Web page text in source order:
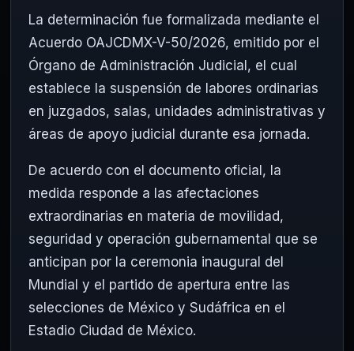
La determinación fue formalizada mediante el
Acuerdo OAJCDMX-V-50/2026, emitido por el
Órgano de Administración Judicial, el cual
establece la suspensión de labores ordinarias
en juzgados, salas, unidades administrativas y
áreas de apoyo judicial durante esa jornada.
De acuerdo con el documento oficial, la
medida responde a las afectaciones
extraordinarias en materia de movilidad,
seguridad y operación gubernamental que se
anticipan por la ceremonia inaugural del
Mundial y el partido de apertura entre las
selecciones de México y Sudáfrica en el
Estadio Ciudad de México.